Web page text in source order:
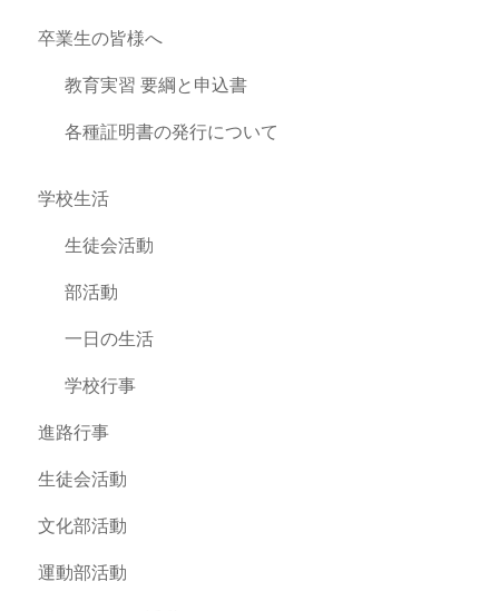
卒業生の皆様へ
教育実習 要綱と申込書
各種証明書の発行について
学校生活
生徒会活動
部活動
一日の生活
学校行事
進路行事
生徒会活動
文化部活動
運動部活動